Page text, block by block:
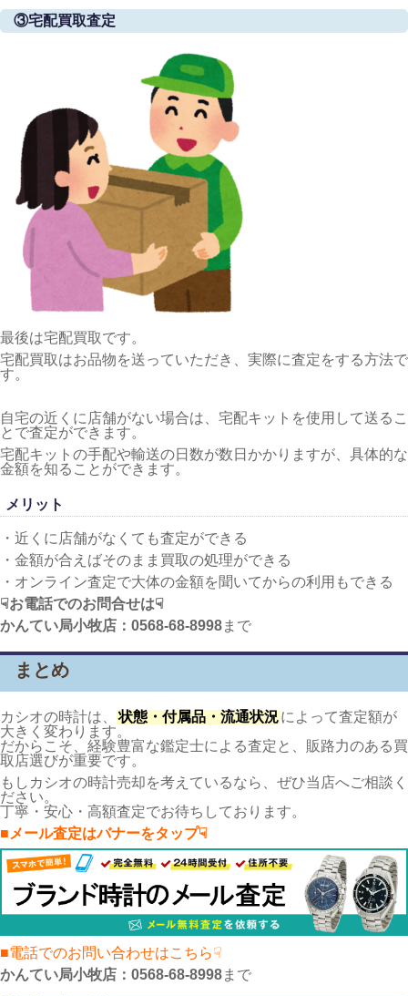
③宅配買取査定
最後は宅配買取です。
宅配買取はお品物を送っていただき、実際に査定をする方法で
す。
自宅の近くに店舗がない場合は、宅配キットを使用して送るこ
とで査定ができます。
宅配キットの手配や輸送の日数が数日かかりますが、具体的な
金額を知ることができます。
メリット
・近くに店舗がなくても査定ができる
・金額が合えばそのまま買取の処理ができる
・オンライン査定で大体の金額を聞いてからの利用もできる
☟お電話でのお問合せは☟
かんてい局小牧店：0568-68-8998まで
まとめ
カシオの時計は、 状態・付属品・流通状況によって査定額が
大きく変わります。
だからこそ、経験豊富な鑑定士による査定と、販路力のある買
取店選びが重要です。
もしカシオの時計売却を考えているなら、ぜひ当店へご相談く
ださい。
丁寧・安心・高額査定でお待ちしております。
■メール査定はバナーをタップ☟
■電話でのお問い合わせはこちら☟
かんてい局小牧店：0568-68-8998まで